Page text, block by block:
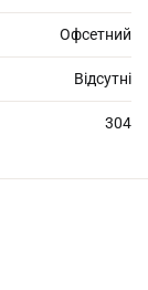
Офсетний
Відсутні
304